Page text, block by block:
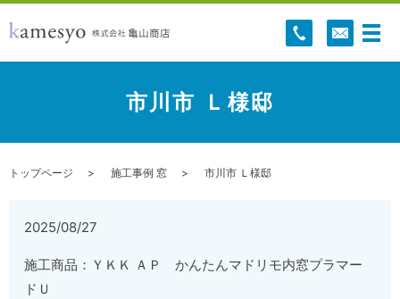
市川市 Ｌ様邸
トップページ 施工事例 窓 市川市 Ｌ様邸
2025/08/27
施工商品：ＹＫＫ ＡＰ かんたんマドリモ内窓プラマー
ドＵ